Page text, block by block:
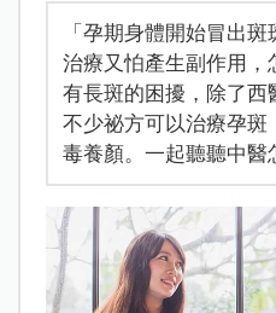
「孕期身體開始冒出
治療又怕產生副作用
有長斑的困擾，除了
不少祕方可以治療孕
毒養顏。一起聽聽中醫